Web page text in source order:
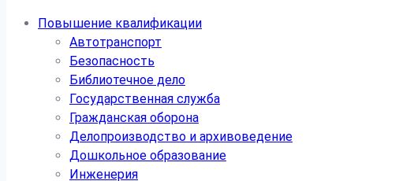
Повышение квалификации
Автотранспорт
Безопасность
Библиотечное дело
Государственная служба
Гражданская оборона
Делопроизводство и архивоведение
Дошкольное образование
Инженерия